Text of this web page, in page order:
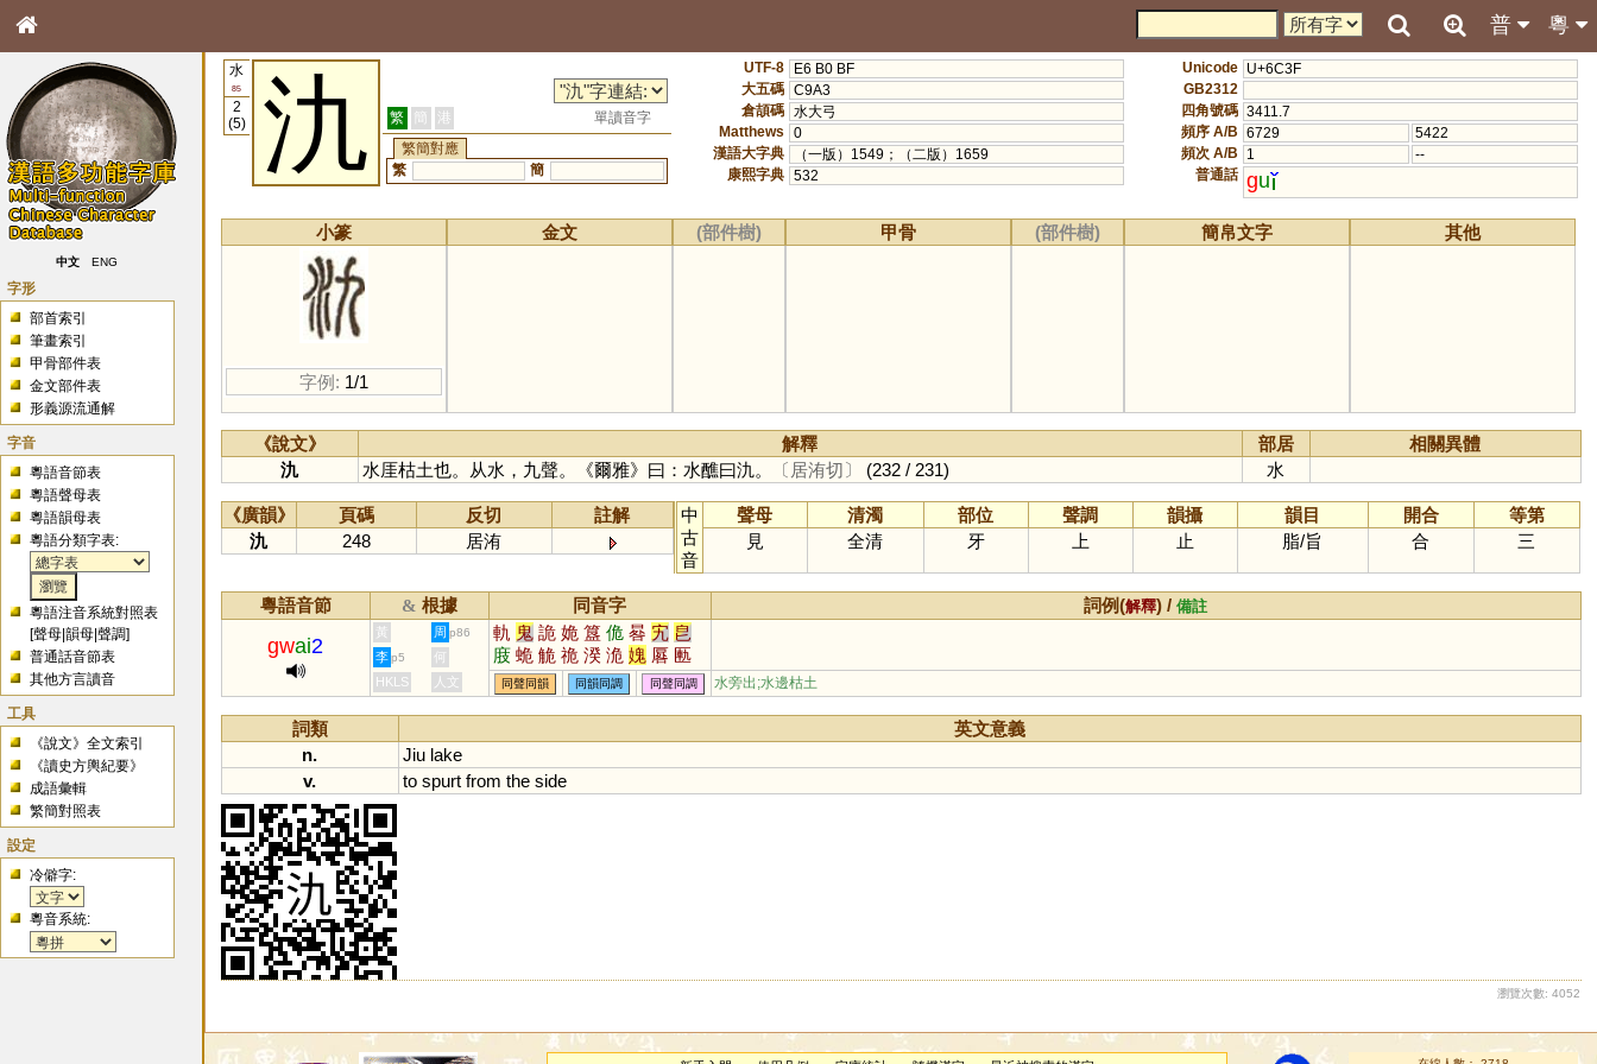
粵
普
中文 ENG
字形
部首索引
筆畫索引
甲骨部件表
金文部件表
形義源流通解
字音
粵語音節表
粵語聲母表
粵語韻母表
粵語分類字表:
粵語注音系統對照表
[聲母 |韻母 |聲調]
普通話音節表
其他方言讀音
工具
《說文》全文索引
《讀史方輿紀要》
成語彙輯
繁簡對照表
設定
冷僻字:
粵音系統:
水
85
2
(5)
氿 繁 簡 港
單讀音字
繁簡對應
繁
簡
UTF-8
E6 B0 BF
大五碼 C9A3
倉頡碼 水大弓
Matthews
0
漢語大字典
（一版）1549；（二版）1659
康熙字典 532
Unicode U+6C3F
GB2312
四角號碼 3411.7
頻序 A/B 6729
5422
頻次 A/B
1
--
普通話 gu
小篆
字例: 1/1
金文 (部件樹) 甲骨 (部件樹) 簡帛文字 其他
《說文》 解釋 部居
相關異體
氿
水厓枯土也。从水，九聲。《爾雅》曰：水醮曰氿。 〔居洧切〕 (232 / 231) 水
《廣韻》 頁碼 反切
註解
氿
248 居洧
中
古
音
聲母 清濁 部位 聲調 韻攝 韻目 開合
等第
見
全清 牙 上 止 脂/旨 合 三
粵語音節 & 根據 同音字 詞例(解釋) /備註
gwai2
黃 周 p86 軌 鬼 詭 姽 簋 佹 晷 宄 皀
庪 蛫 觤 祪 湀 洈 媿 厬 匭
垝 庋 朹
李 p5
何
HKLS
人文 同聲同韻 同韻同調 同聲同調 水旁出;水邊枯土
詞類
英文意義
n.
Jiu lake
v.
to spurt from the side
瀏覽次數: 4052